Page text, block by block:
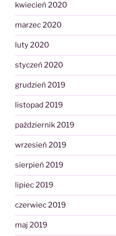
kwiecień 2020
marzec 2020
luty 2020
styczeń 2020
grudzień 2019
listopad 2019
październik 2019
wrzesień 2019
sierpień 2019
lipiec 2019
czerwiec 2019
maj 2019